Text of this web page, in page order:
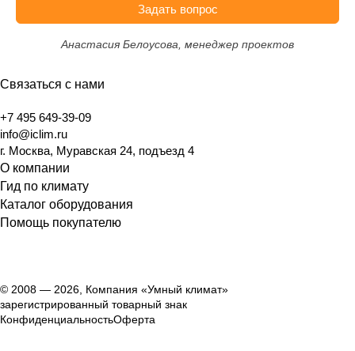
Задать вопрос
Анастасия Белоусова, менеджер проектов
Связаться с нами
+7 495 649-39-09
info@iclim.ru
г. Москва, Муравская 24, подъезд 4
О компании
Гид по климату
Каталог оборудования
Помощь покупателю
© 2008 — 2026, Компания «Умный климат»
зарегистрированный товарный знак
КонфиденциальностьОферта